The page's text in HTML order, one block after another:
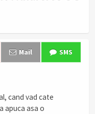
Mail SMS
cand vad cate
apuca asa o